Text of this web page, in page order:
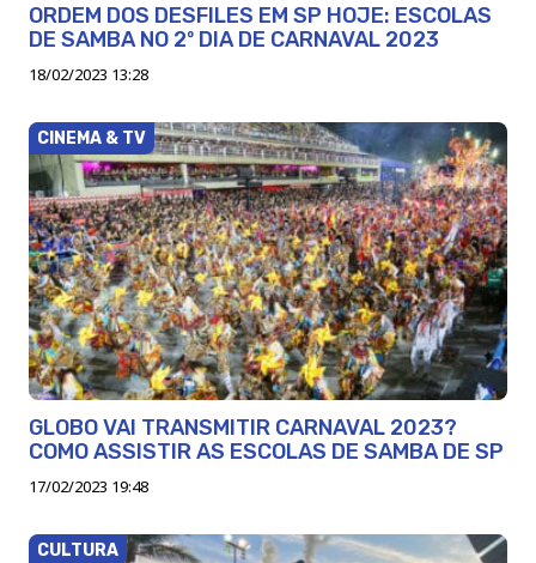
ORDEM DOS DESFILES EM SP HOJE: ESCOLAS
DE SAMBA NO 2º DIA DE CARNAVAL 2023
18/02/2023 13:28
CINEMA & TV
GLOBO VAI TRANSMITIR CARNAVAL 2023?
COMO ASSISTIR AS ESCOLAS DE SAMBA DE SP
17/02/2023 19:48
CULTURA